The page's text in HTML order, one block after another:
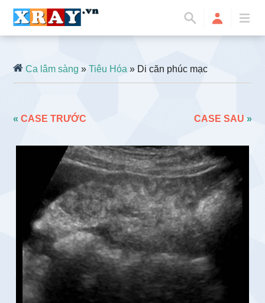
Ca lâm sàng »Tiêu Hóa » Di căn phúc mạc
«CASE TRƯỚC CASE SAU »